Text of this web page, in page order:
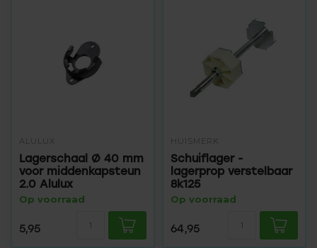
ALULUX
Lagerschaal Ø 40 mm
voor middenkapsteun
2.0 Alulux
Op voorraad
5,95
HUISMERK
Schuiflager -
lagerprop verstelbaar
8k125
Op voorraad
64,95